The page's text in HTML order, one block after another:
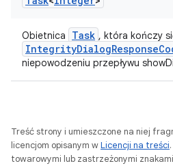
Obietnica Task , która kończy
niepowodzeniu przepływu
Treść strony i umieszczone na niej
licencjom opisanym wLicencji na treści
towarowymi lub zastrzeżonymi